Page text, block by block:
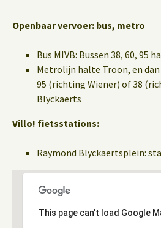
Openbaar vervoer: bus, metro
Bus MIVB: Bussen 38, 60, 95
Metrolijn halte Troon, en dan
95 (richting Wiener) of 38
Blyckaerts
Villo! fietsstations:
Raymond Blyckaertsplein:
This page can't load Google